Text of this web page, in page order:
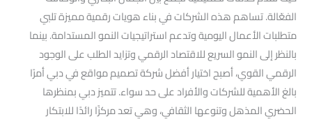
الفعّالة. تساهم هذه الشركات في بناء هويات رقمية مميزة تلبي
متطلبات الأعمال اليومية وتدعم استراتيجيات النمو المستدامة. بينما
بالنظر إلى النمو السريع للاقتصاد الرقمي وتزايد الطلب على الوجود
الرقمي القوي، أصبح اختيار أفضل شركة تصميم مواقع في دبي أمرًا
بالغ الأهمية للشركات والأفراد على حد سواء. تتميز دبي بمنظرها
الحضري المذهل وتنوعها الثقافي، وهي تعد مركزًا رائدًا للابتكار